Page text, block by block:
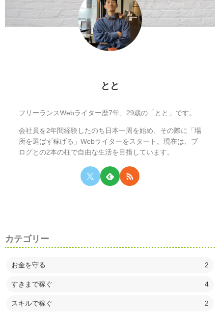
とと
フリーランスWebライター歴7年、29歳の「とと」です。
会社員を2年間経験したのち日本一周を始め、その際に「場
所を選ばず稼げる」Webライターをスタート。現在は、ブ
ログとの2本の柱で自由な生活を目指しています。
カテゴリー
お金を守る 2
すきまで稼ぐ 4
スキルで稼ぐ 2